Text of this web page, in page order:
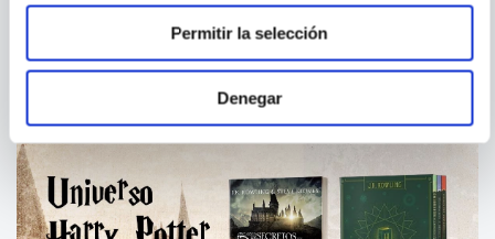
Permitir la selección
Denegar